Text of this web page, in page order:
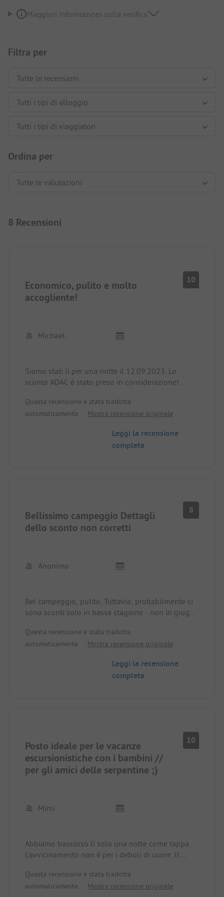
Maggiori informazioni sulla verifica
Filtra per
Ordina per
8 Recensioni
Economico, pulito e molto
accogliente!
10
Michael
Siamo stati lì per una notte il 12.09.2023. Lo
sconto ADAC è stato preso in considerazione!
fermeremo di nuovo durante il nostro viaggio di
ritorno e ci fermeremo più a lungo!
Questa recensione è stata tradotta
automaticamente.
Mostra recensione originale
Leggi la recensione
completa
Bellissimo campeggio Dettagli
dello sconto non corretti
8
Anonimo
Bel campeggio, pulito. Tuttavia, probabilmente ci
sono sconti solo in bassa stagione - non in giugno
sbagliate.
Questa recensione è stata tradotta
automaticamente.
Mostra recensione originale
Leggi la recensione
completa
Posto ideale per le vacanze
escursionistiche con i bambini //
per gli amici delle serpentine ;)
10
Mimi
Abbiamo trascorso lì solo una notte come tappa.
L'avvicinamento non è per i deboli di cuore. Il
arrivarci, poi si sale un po'. Se si segue il percorso
normale, non si dovrebbe trovare troppo posto. In
Questa recensione è stata tradotta
automaticamente.
Mostra recensione originale